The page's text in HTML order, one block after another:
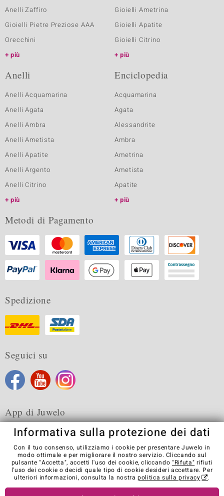
Anelli Zaffiro
Gioielli Pietre Preziose AAA
Orecchini
più
Gioielli Ametrina
Gioielli Apatite
Gioielli Citrino
più
Anelli
Anelli Acquamarina
Anelli Agata
Anelli Ambra
Anelli Ametista
Anelli Apatite
Anelli Argento
Anelli Citrino
più
Enciclopedia
Acquamarina
Agata
Alessandrite
Ambra
Ametrina
Ametista
Apatite
più
Metodi di Pagamento
Spedizione
Seguici su
App di Juwelo
Condizioni generali di vendita Informativa Privacy
Cookies
Note legali
Contatti
Recedere dal contratto
Informativa sulla protezione dei dati
Con il tuo consenso, utilizziamo i cookie per presentare Juwelo in
modo ottimale e per migliorare il nostro servizio. Cliccando sul
pulsante "Accetta", accetti l'uso dei cookie, cliccando "Rifuta" rifiuti
l'uso dei cookie o decidi quale tipo di cookie desideri accettare. Per
ulteriori informazioni, consulta la nostrapolitica sulla privacy .